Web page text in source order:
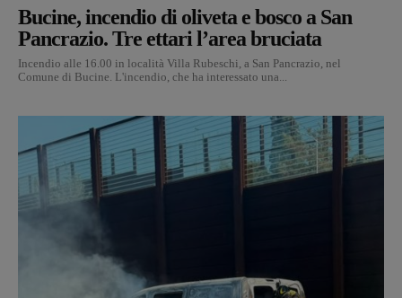
Bucine, incendio di oliveta e bosco a San
Pancrazio. Tre ettari l’area bruciata
Incendio alle 16.00 in località Villa Rubeschi, a San Pancrazio, nel
Comune di Bucine. L'incendio, che ha interessato una...